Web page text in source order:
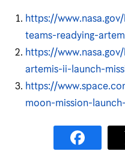
https://
teams-readying-
https://
artemis-ii-launch-
https://
moon-mission-